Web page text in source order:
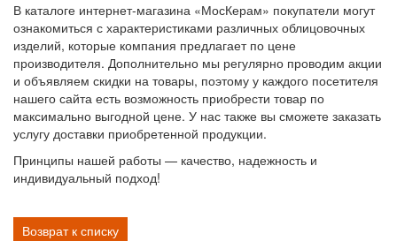
В каталоге интернет-магазина «МосКерам» покупатели могут
ознакомиться с характеристиками различных облицовочных
изделий, которые компания предлагает по цене
производителя. Дополнительно мы регулярно проводим акции
и объявляем скидки на товары, поэтому у каждого посетителя
нашего сайта есть возможность приобрести товар по
максимально выгодной цене. У нас также вы сможете заказать
услугу доставки приобретенной продукции.
Принципы нашей работы — качество, надежность и
индивидуальный подход!
Возврат к списку